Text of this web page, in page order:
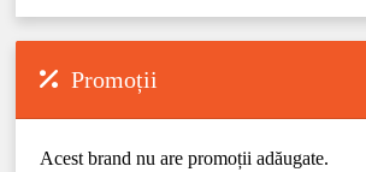
Promoții
Acest brand nu are promoții adăugate.